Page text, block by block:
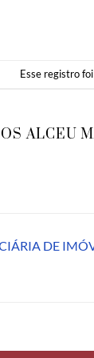
Esse registro
ALCEU
DE